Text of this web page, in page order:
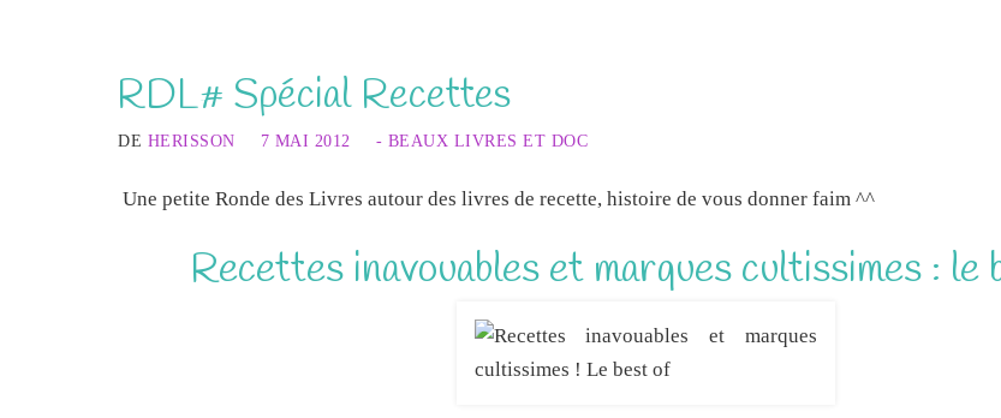
RDL# Spécial Recettes
DE HERISSON 7 MAI 2012 - BEAUX LIVRES ET DOC
Une petite Ronde des Livres autour des livres de recette, histoire de vous donner faim ^^
Recettes inavouables et marques cultissimes : le